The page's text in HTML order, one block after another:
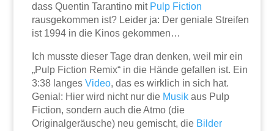
dass Quentin Tarantino mit Pulp Fiction
rausgekommen ist? Leider ja: Der geniale Streifen
ist 1994 in die Kinos gekommen…
Ich musste dieser Tage dran denken, weil mir ein
„Pulp Fiction Remix“ in die Hände gefallen ist. Ein
3:38 langesVideo, das es wirklich in sich hat.
Genial: Hier wird nicht nur die Musik aus Pulp
Fiction, sondern auch die Atmo (die
Originalgeräusche) neu gemischt, die Bilder